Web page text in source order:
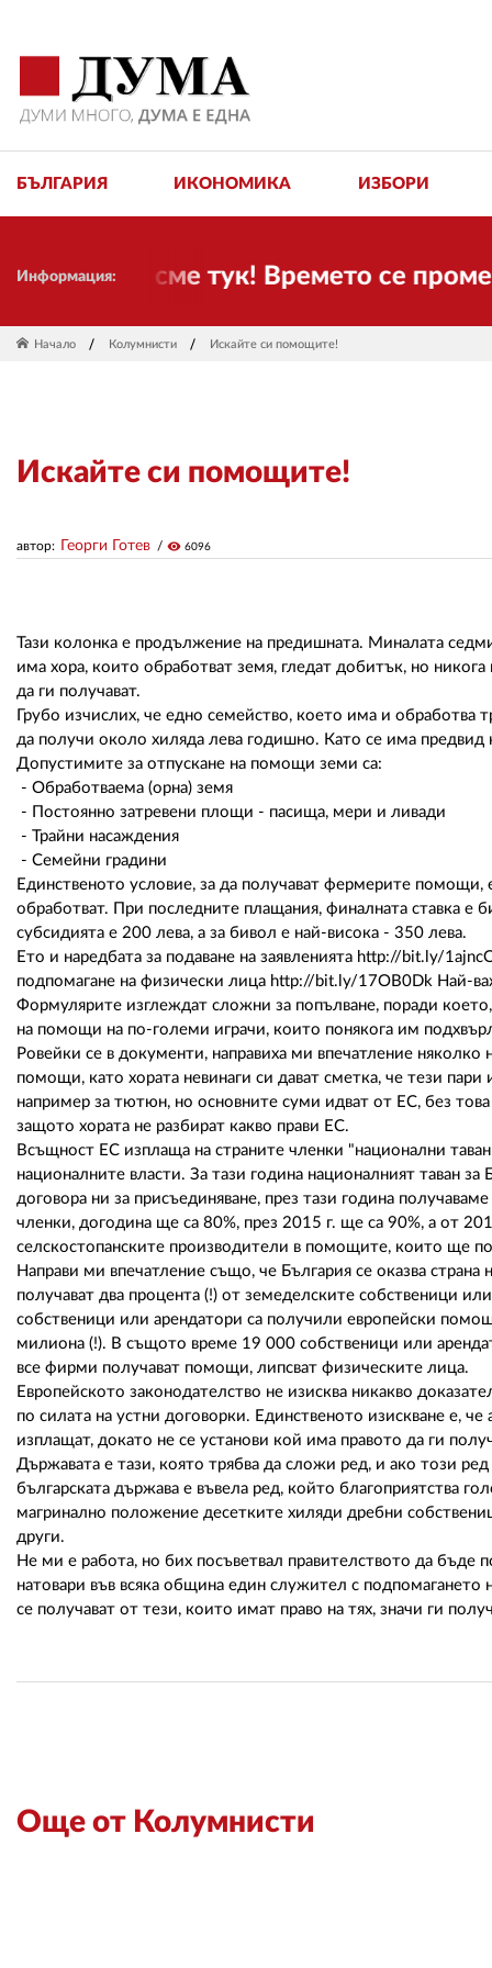
БЪЛГАРИЯ ИКОНОМИКА ИЗБОРИ
Информация:
пак сме тук! Времето се променя
Начало Колумнисти Искайте си помощите!
Искайте си помощите!
автор: Георги Готев visibility 6096
Тази колонка е продължение на предишната. Миналата
има хора, които обработват земя, гледат добитък, но
да ги получават.
Грубо изчислих, че едно семейство, което има и обработва
да получи около хиляда лева годишно. Като се има предвид
Допустимите за отпускане на помощи земи са:
- Обработваема (орна) земя
- Постоянно затревени площи - пасища, мери и ливади
- Трайни насаждения
- Семейни градини
Единственото условие, за да получават фермерите помощи,
обработват. При последните плащания, финалната ставка е
субсидията е 200 лева, а за бивол е най-висока - 350 лева.
Ето и наредбата за подаване на заявленията http://bit.ly/
подпомагане на физически лица http://bit.ly/17OB0Dk Най-
Формулярите изглеждат сложни за попълване, поради
на помощи на по-големи играчи, които понякога им
Ровейки се в документи, направиха ми впечатление
помощи, като хората невинаги си дават сметка, че тези
например за тютюн, но основните суми идват от ЕС, без
защото хората не разбират какво прави ЕС.
Всъщност ЕС изплаща на страните членки "национални
националните власти. За тази година националният таван
договора ни за присъединяване, през тази година
членки, догодина ще са 80%, през 2015 г. ще са 90%, а от
селскостопанските производители в помощите, които ще
Направи ми впечатление също, че България се оказва
получават два процента (!) от земеделските собственици
собственици или арендатори са получили европейски
милиона (!). В същото време 19 000 собственици или
все фирми получават помощи, липсват физическите лица.
Европейското законодателство не изисква никакво
по силата на устни договорки. Единственото изискване е,
изплащат, докато не се установи кой има правото да ги
Държавата е тази, която трябва да сложи ред, и ако този
българската държава е въвела ред, който благоприятства
магринално положение десетките хиляди дребни
други.
Не ми е работа, но бих посъветвал правителството да бъде
натовари във всяка община един служител с
се получават от тези, които имат право на тях, значи ги
Още от Колумнисти